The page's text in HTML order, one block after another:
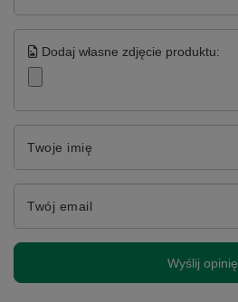
Dodaj własne zdjęcie produktu:
Twoje imię
Twój email
Wyślij opinię